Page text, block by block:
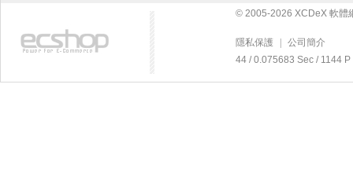
© 2005-2026 XCDeX 軟體
隱私保護
公司簡介
44 / 0.075683 Sec / 1144